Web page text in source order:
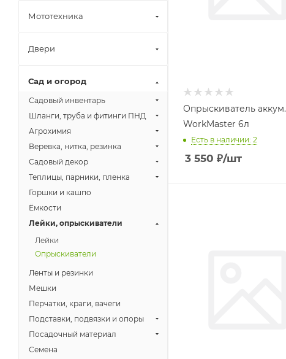
Опрыскиватель аккум.
WorkMaster 6л
Есть в наличии: 2
3 550 ₽/шт
Мототехника
Двери
Сад и огород
Садовый инвентарь
Шланги, труба и фитинги ПНД
Агрохимия
Веревка, нитка, резинка
Садовый декор
Теплицы, парники, пленка
Горшки и кашпо
Ёмкости
Лейки, опрыскиватели
Лейки
Опрыскиватели
Ленты и резинки
Мешки
Перчатки, краги, вачеги
Подставки, подвязки и опоры
Посадочный материал
Семена